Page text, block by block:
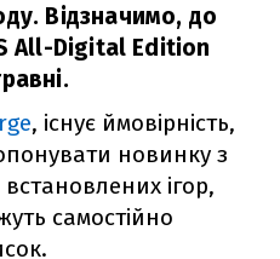
Відзначимо, до
All-Digital Edition
, існує ймовірність,
новинку з
ігор,
самостійно